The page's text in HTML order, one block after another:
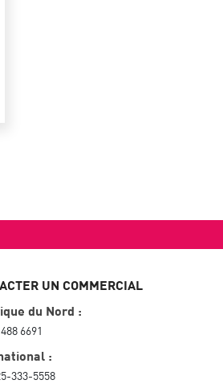
UN COMMERCIAL
du Nord :
6691
:
333-5558